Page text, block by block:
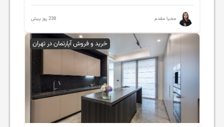
محیا مقدم 238 روز پیش
خرید و فروش آپارتمان در تهران